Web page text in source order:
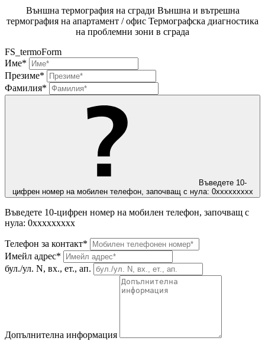
Външна термография на сгради Външна и вътрешна
термография на апартамент / офис Термографска диагностика
на проблемни зони в сграда
FS_termoForm
Име*
Презиме*
Фамилия*
Въведете 10-
цифрен номер на мобилен телефон, започващ с нула: 0ххххххххх
Въведете 10-цифрен номер на мобилен телефон, започващ с
нула: 0ххххххххх
Телефон за контакт*
Имейл адрес*
бул./ул. N, вх., ет., ап.
Допълнителна информация